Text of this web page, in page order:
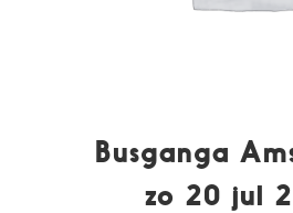
Busganga
zo 20 jul